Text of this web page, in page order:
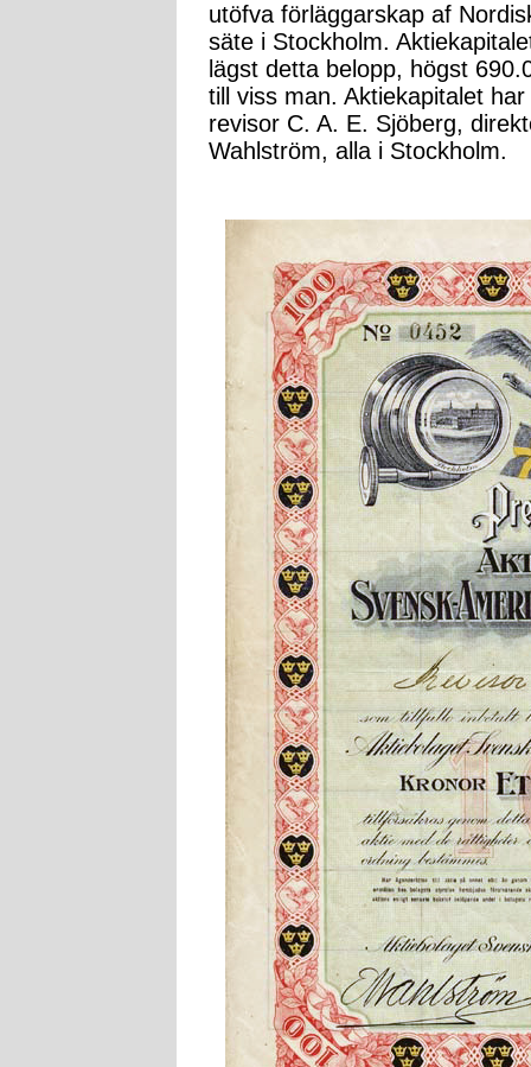
utöfva förläggarskap af
säte i Stockholm.
lägst detta belopp, högst
till viss man. Aktiekapitalet
revisor C. A. E. Sjöberg,
Wahlström, alla i Stockholm.